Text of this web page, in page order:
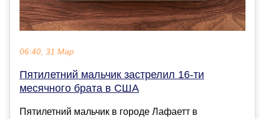
06:40, 31 Мар
Пятилетний мальчик застрелил 16-ти
месячного брата в США
Пятилетний мальчик в городе Лафаетт в